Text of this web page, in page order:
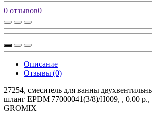
0 отзывов0
Описание
Отзывы (0)
27254, смеситель для ванны
шланг EPDM 77000041(3/8)/H009, , 0.00 р.,
GROMIX